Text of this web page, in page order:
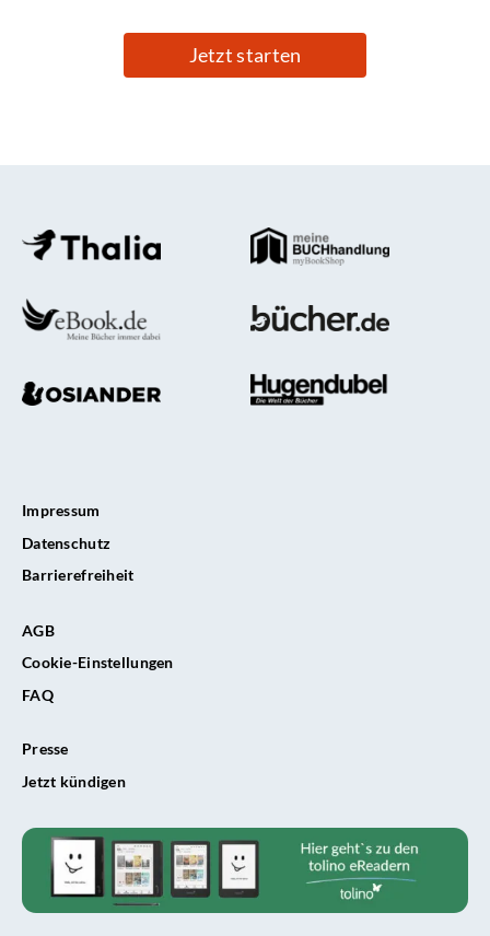
Jetzt starten
Impressum
Datenschutz
Barrierefreiheit
AGB
Cookie-Einstellungen
FAQ
Presse
Jetzt kündigen